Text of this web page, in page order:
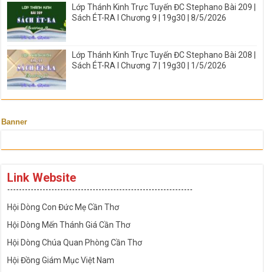
Lớp Thánh Kinh Trực Tuyến ĐC Stephano Bài 209 |
Sách ÉT-RA I Chương 9 | 19g30 | 8/5/2026
Lớp Thánh Kinh Trực Tuyến ĐC Stephano Bài 208 |
Sách ÉT-RA I Chương 7 | 19g30 | 1/5/2026
Banner
Link Website
---------------------------------------------------------------
Hội Dòng Con Đức Mẹ Cần Thơ
Hội Dòng Mến Thánh Giá Cần Thơ
Hội Dòng Chúa Quan Phòng Cần Thơ
Hội Đồng Giám Mục Việt Nam